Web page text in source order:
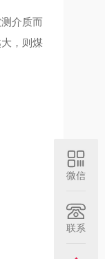
介质而
，则煤
微信
联系